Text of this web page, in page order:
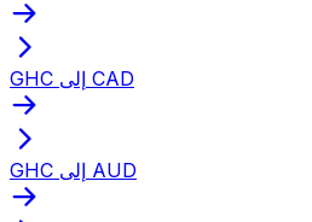
GHC إلى CAD
GHC إلى AUD